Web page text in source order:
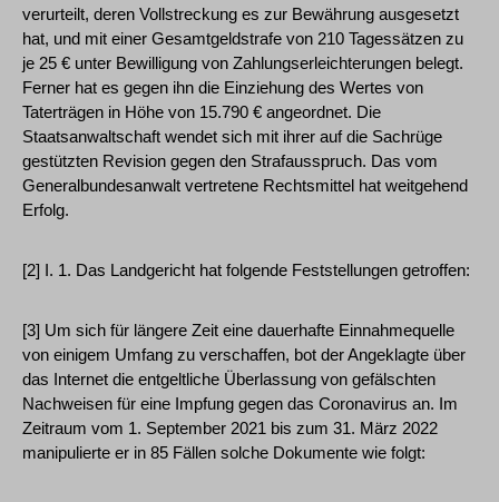
verurteilt, deren Vollstreckung es zur Bewährung ausgesetzt
hat, und mit einer Gesamtgeldstrafe von 210 Tagessätzen zu
je 25 € unter Bewilligung von Zahlungserleichterungen belegt.
Ferner hat es gegen ihn die Einziehung des Wertes von
Taterträgen in Höhe von 15.790 € angeordnet. Die
Staatsanwaltschaft wendet sich mit ihrer auf die Sachrüge
gestützten Revision gegen den Strafausspruch. Das vom
Generalbundesanwalt vertretene Rechtsmittel hat weitgehend
Erfolg.
[2] I. 1. Das Landgericht hat folgende Feststellungen getroffen:
[3] Um sich für längere Zeit eine dauerhafte Einnahmequelle
von einigem Umfang zu verschaffen, bot der Angeklagte über
das Internet die entgeltliche Überlassung von gefälschten
Nachweisen für eine Impfung gegen das Coronavirus an. Im
Zeitraum vom 1. September 2021 bis zum 31. März 2022
manipulierte er in 85 Fällen solche Dokumente wie folgt: